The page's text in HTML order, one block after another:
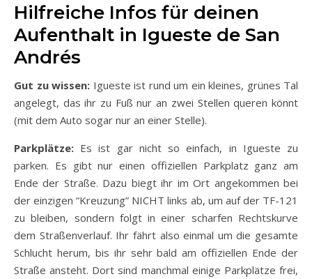
Hilfreiche Infos für deinen
Aufenthalt in Igueste de San
Andrés
Gut zu wissen: Igueste ist rund um ein kleines, grünes Tal
angelegt, das ihr zu Fuß nur an zwei Stellen queren könnt
(mit dem Auto sogar nur an einer Stelle).
Parkplätze: Es ist gar nicht so einfach, in Igueste zu
parken. Es gibt nur einen offiziellen Parkplatz ganz am
Ende der Straße. Dazu biegt ihr im Ort angekommen bei
der einzigen “Kreuzung” NICHT links ab, um auf der TF-121
zu bleiben, sondern folgt in einer scharfen Rechtskurve
dem Straßenverlauf. Ihr fährt also einmal um die gesamte
Schlucht herum, bis ihr sehr bald am offiziellen Ende der
Straße ansteht. Dort sind manchmal einige Parkplätze frei,